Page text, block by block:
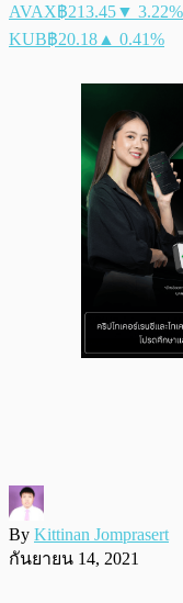
AVAX฿213.45▼ 3.22%
KUB฿20.18 ▲ 0.41%
By Kittinan Jomprasert
กันยายน 14, 2021